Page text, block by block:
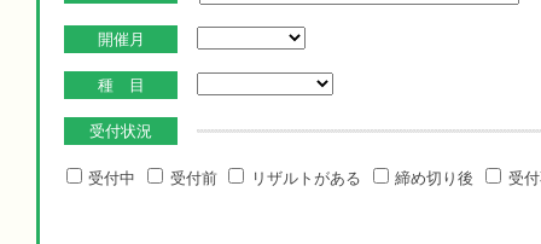
開催月
種 目
受付状況
受付中 受付前 リザルトがある 締め切り後 受